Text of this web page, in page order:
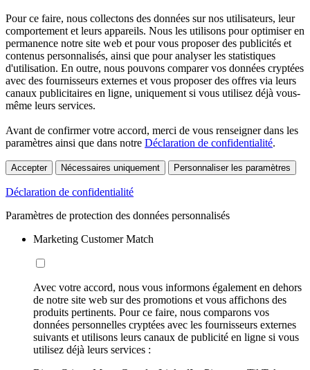
Pour ce faire, nous collectons des données sur nos utilisateurs, leur
comportement et leurs appareils. Nous les utilisons pour optimiser en
permanence notre site web et pour vous proposer des publicités et
contenus personnalisés, ainsi que pour analyser les statistiques
d'utilisation. En outre, nous pouvons comparer vos données cryptées
avec des fournisseurs externes et vous proposer des offres via leurs
canaux publicitaires en ligne, uniquement si vous utilisez déjà vous-
même leurs services.
Avant de confirmer votre accord, merci de vous renseigner dans les
paramètres ainsi que dans notre Déclaration de confidentialité.
Accepter Nécessaires uniquement Personnaliser les paramètres
Déclaration de confidentialité
Paramètres de protection des données personnalisés
Marketing Customer Match
Avec votre accord, nous vous informons également en dehors
de notre site web sur des promotions et vous affichons des
produits pertinents. Pour ce faire, nous comparons vos
données personnelles cryptées avec les fournisseurs externes
suivants et utilisons leurs canaux de publicité en ligne si vous
utilisez déjà leurs services :